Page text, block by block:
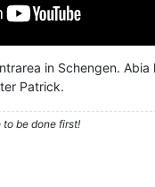
in Schengen. Abia
Patrick.
be done first!